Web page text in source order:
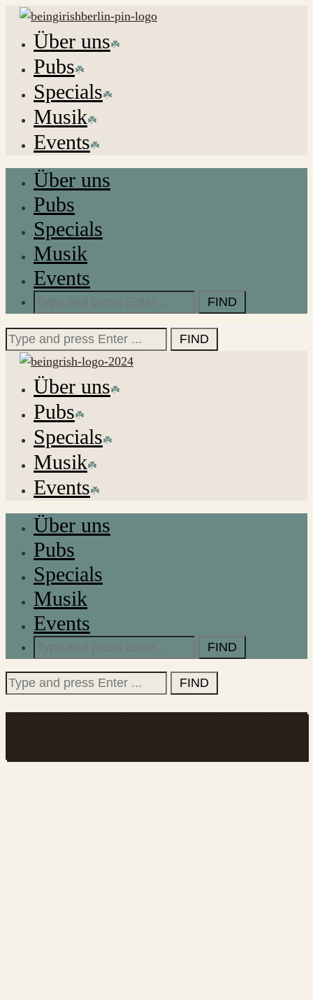
Über uns
Pubs
Specials
Musik
Events
Über uns
Pubs
Specials
Musik
Events
for:
Search
for:
Über uns
Pubs
Specials
Musik
Events
Über uns
Pubs
Specials
Musik
Events
for:
Search
for: